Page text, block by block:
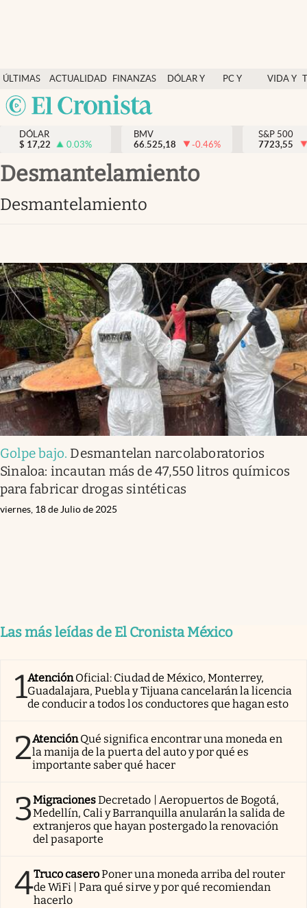
ÚLTIMAS
NOTICIAS
ACTUALIDAD
FINANZAS
Y
ECONOMÍA
DÓLAR Y
PC Y
VIDA Y
México
Actualidad
Finanzas y economía
Dólar y mercados
Opinión
Brand Strategy
Vida y estilo
Tv
Clima
Espiritualidad
Mediakit
abre en nueva pestaña
México
DÓLAR
$ 17,22 0.03%
BMV
66.525,18
-0.46%
S&P 500
7723,55
Desmantelamiento
Desmantelamiento
Golpe bajo. Desmantelan narcolaboratorios
Sinaloa: incautan más de 47,550 litros químicos
para fabricar drogas sintéticas
viernes, 18 de Julio de 2025
Las más leídas de El Cronista México
1AtenciónOficial: Ciudad de México, Monterrey,
Guadalajara, Puebla y Tijuana cancelarán la licencia
de conducir a todos los conductores que hagan esto
2AtenciónQué significa encontrar una moneda en
la manija de la puerta del auto y por qué es
importante saber qué hacer
3MigracionesDecretado | Aeropuertos de Bogotá,
Medellín, Cali y Barranquilla anularán la salida de
extranjeros que hayan postergado la renovación
del pasaporte
4Truco caseroPoner una moneda arriba del router
de WiFi | Para qué sirve y por qué recomiendan
hacerlo